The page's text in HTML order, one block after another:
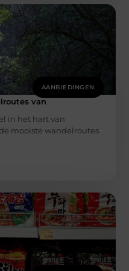
AANBIEDINGEN
van
in het hart van
mooiste wandelroutes